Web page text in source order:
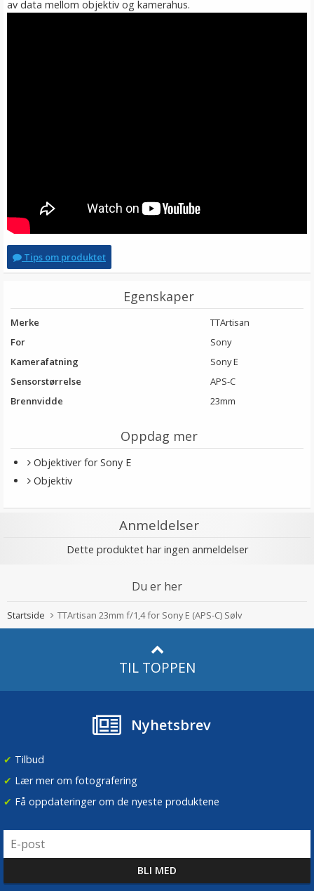
av data mellom objektiv og kamerahus.
Tips om produktet
Egenskaper
Merke
TTArtisan
For
Sony
Kamerafatning
Sony E
Sensorstørrelse
APS-C
Brennvidde
23mm
Oppdag mer
Objektiver for Sony E
Objektiv
Anmeldelser
Dette produktet har ingen anmeldelser
Du er her
Startside TTArtisan 23mm f/1,4 for Sony E (APS-C) Sølv
TIL TOPPEN
Nyhetsbrev
✔ Tilbud
✔ Lær mer om fotografering
✔ Få oppdateringer om de nyeste produktene